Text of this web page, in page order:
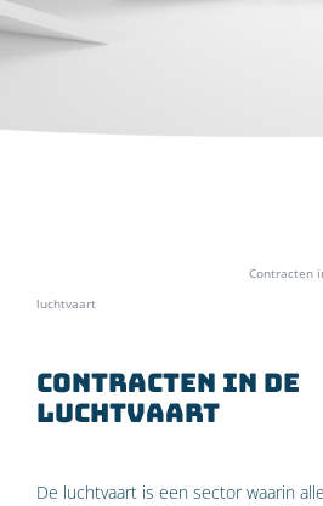
Contracten
luchtvaart
Contracten in de
luchtvaart
De luchtvaart is een sector waarin